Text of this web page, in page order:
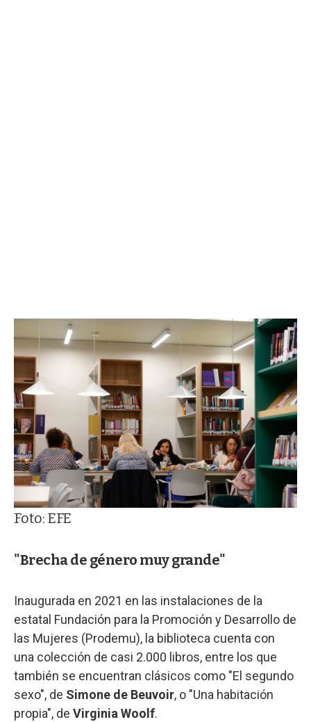
Foto: EFE
"Brecha de género muy grande"
Inaugurada en 2021 en las instalaciones de la
estatal Fundación para la Promoción y Desarrollo de
las Mujeres (Prodemu), la biblioteca cuenta con
una colección de casi 2.000 libros, entre los que
también se encuentran clásicos como "El segundo
sexo", de Simone de Beuvoir, o "Una habitación
propia", de Virginia Woolf.